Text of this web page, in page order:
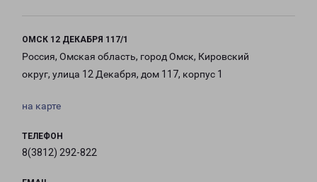
ОМСК 12 ДЕКАБРЯ 117/1
Россия, Омская область, город Омск, Кировский
округ, улица 12 Декабря, дом 117, корпус 1
на карте
ТЕЛЕФОН
8(3812) 292-822